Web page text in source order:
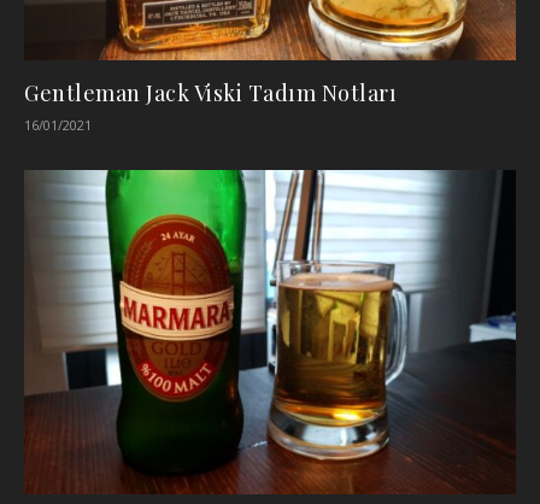
Gentleman Jack Viski Tadım Notları
16/01/2021